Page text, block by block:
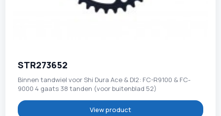
STR273652
Binnen tandwiel voor Shi Dura Ace & DI2: FC-R9100 & FC-
9000 4 gaats 38 tanden (voor buitenblad 52)
View product